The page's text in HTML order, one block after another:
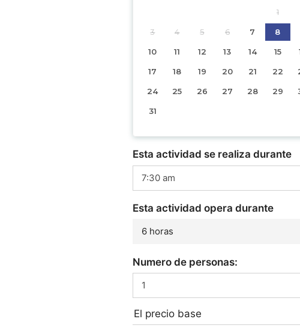
1
3 4 5 6 7 8
10 11 12 13 14 15
17 18 19 20 21 22
24 25 26 27 28 29
31
Esta actividad se realiza durante
Esta actividad opera durante
6 horas
Numero de personas:
El precio base